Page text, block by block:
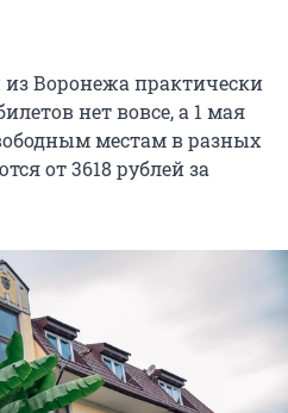
из Воронежа практически
нет вовсе, а 1 мая
местам в разных
от 3618 рублей за